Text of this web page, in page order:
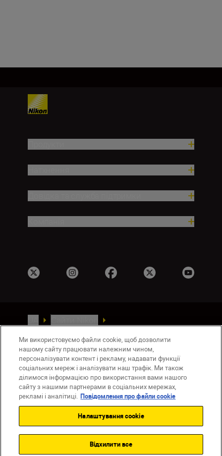
Умови використання
Повідомлення про файли cookie
Налаштування Cookie
© 2026 Nikon
Back to top
Ми використовуємо файли cookie, щоб дозволити
нашому сайту працювати належним чином,
персоналізувати контент і рекламу, надавати функції
соціальних мереж і аналізувати наш трафік. Ми також
ділимося інформацією про використання вами нашого
сайту з нашими партнерами в соціальних мережах,
рекламі і аналітиці. Повідомлення про файли cookie
Налаштування cookie
Відхилити все